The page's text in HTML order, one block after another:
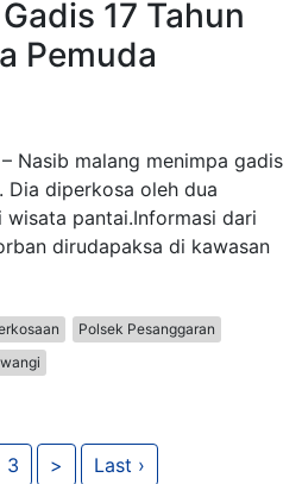
17 Tahun
Pemuda
Nasib malang menimpa gadis
Dia diperkosa oleh dua
pantai.Informasi dari
dirudapaksa di kawasan
Polsek Pesanggaran
3 > Last ›